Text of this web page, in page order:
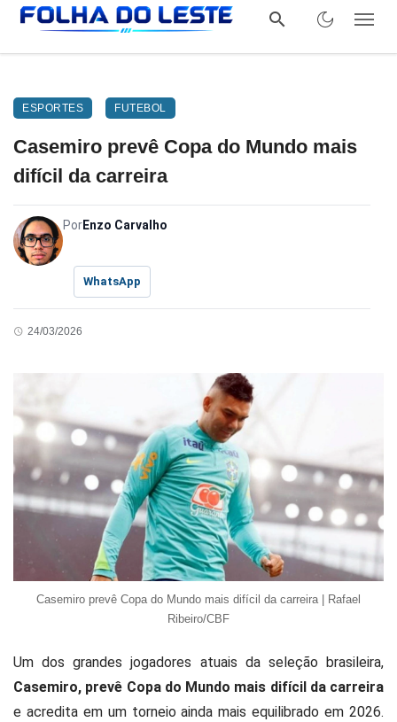
ESPORTES FUTEBOL
Casemiro prevê Copa do Mundo mais
difícil da carreira
PorEnzo Carvalho
WhatsApp
24/03/2026
Casemiro prevê Copa do Mundo mais difícil da carreira | Rafael
Ribeiro/CBF
Um dos grandes jogadores atuais da seleção brasileira,
Casemiro, prevê Copa do Mundo mais difícil da carreira
e acredita em um torneio ainda mais equilibrado em 2026.